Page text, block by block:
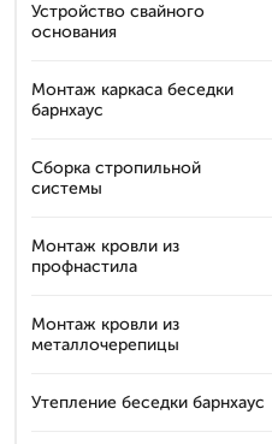
Устройство свайного
основания
Монтаж каркаса беседки
барнхаус
Сборка стропильной
системы
Монтаж кровли из
профнастила
Монтаж кровли из
металлочерепицы
Утепление беседки барнхаус